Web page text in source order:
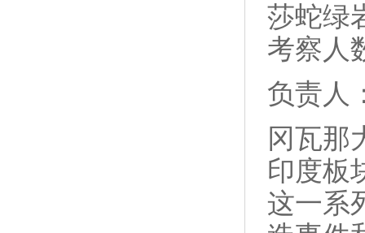
莎蛇绿
考察人
负责人
冈瓦那
印度板
这一系